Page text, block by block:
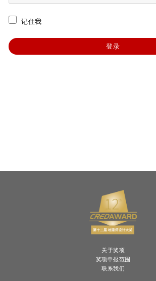
记住我
关于奖项
奖项申报范围
联系我们